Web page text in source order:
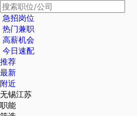
急招岗位
热门兼职
高薪机会
今日速配
推荐
最新
附近
无锡江苏
职能